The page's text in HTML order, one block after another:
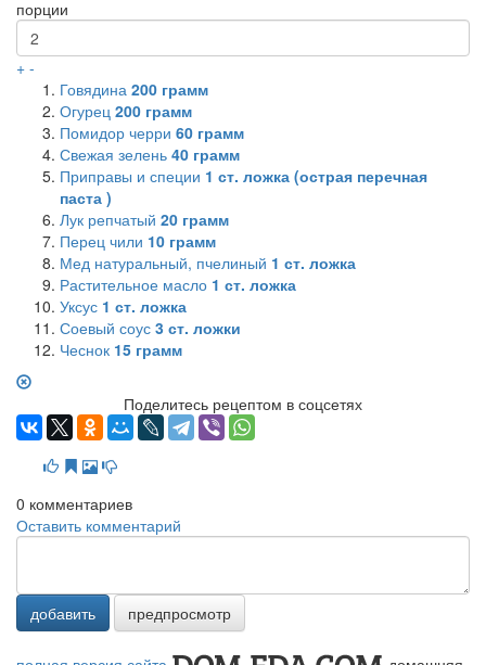
порции
+ -
Говядина 200 грамм
Огурец 200 грамм
Помидор черри 60 грамм
Свежая зелень 40 грамм
Приправы и специи 1 ст. ложка (острая перечная
паста )
Лук репчатый 20 грамм
Перец чили 10 грамм
Мед натуральный, пчелиный 1 ст. ложка
Растительное масло 1 ст. ложка
Уксус 1 ст. ложка
Соевый соус 3 ст. ложки
Чеснок 15 грамм
Поделитесь рецептом в соцсетях
0 комментариев
Оставить комментарий
добавить предпросмотр